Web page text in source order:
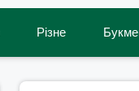
Різне